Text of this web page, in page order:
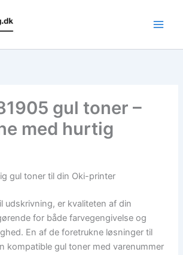
gul toner –
med hurtig
gul toner til din Oki-printer
udskrivning, er kvaliteten af din
for både farvegengivelse og
En af de foretrukne løsninger til
kompatible gul toner med varenummer